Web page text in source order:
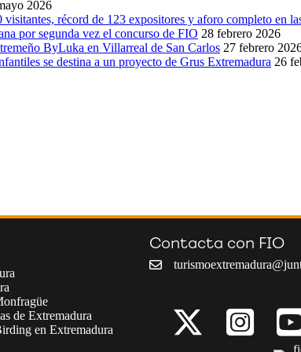
2026
récord de 123 expositores y aforo completo en
por segunda vez el concurso de FIO 28 febrero 2026
ByLuka en Villarreal de San Carlos 27 febrero
se destina a un proyecto de Grus Extremadura 26
de Extremadura
en Extremadura
Contacta con FIO